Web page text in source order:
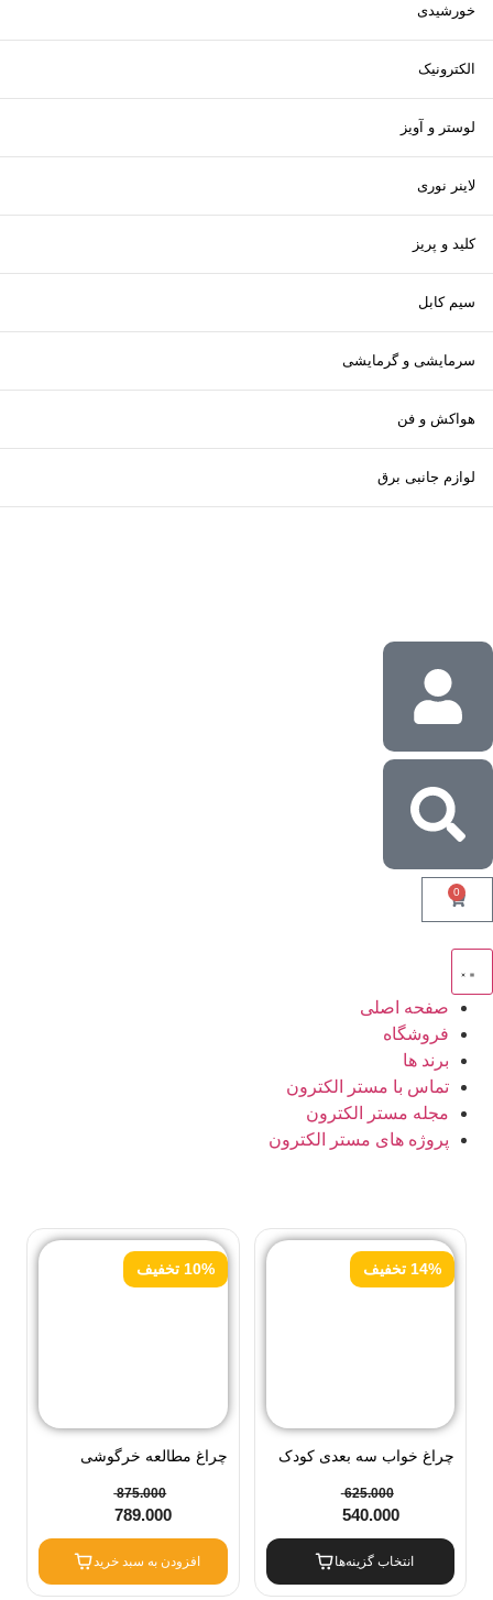
خورشیدی
الکترونیک
لوستر و آویز
لاینر نوری
کلید و پریز
سیم کابل
سرمایشی و گرمایشی
هواکش و فن
لوازم جانبی برق
0
صفحه اصلی
فروشگاه
برند ها
تماس با مستر الکترون
مجله مستر الکترون
پروژه های مستر الکترون
14% تخفیف
چراغ خواب سه بعدی کودک
مدل کهکشان ماه و ستاره
625.000
540.000
انتخاب گزینه‌ها
10% تخفیف
چراغ مطالعه خرگوشی
ساعت دار875.000
789.000
افزودن به سبد خرید